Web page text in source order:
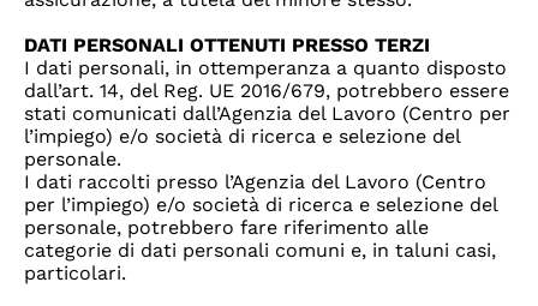
DATI PERSONALI OTTENUTI PRESSO TERZI
I dati personali, in ottemperanza a quanto disposto
dall’art. 14, del Reg. UE 2016/679, potrebbero essere
stati comunicati dall’Agenzia del Lavoro (Centro per
l’impiego) e/o società di ricerca e selezione del
personale.
I dati raccolti presso l’Agenzia del Lavoro (Centro
per l’impiego) e/o società di ricerca e selezione del
personale, potrebbero fare riferimento alle
categorie di dati personali comuni e, in taluni casi,
particolari.